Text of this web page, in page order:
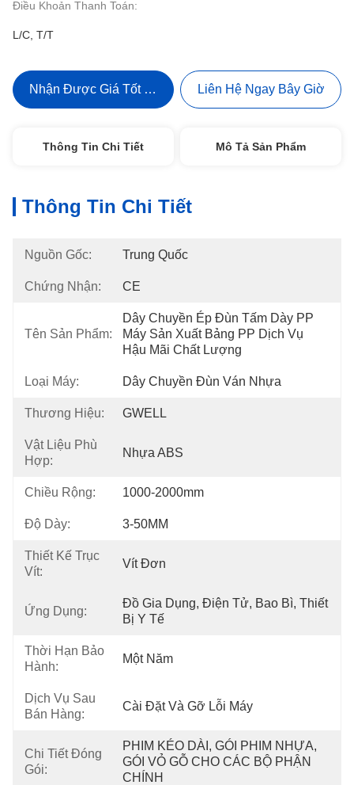
Điều Khoản Thanh Toán:
L/C, T/T
Nhận Được Giá Tốt Nhất Liên Hệ Ngay Bây Giờ
Thông Tin Chi Tiết Mô Tả Sản Phẩm
Thông Tin Chi Tiết
Nguồn Gốc: Trung Quốc
Chứng Nhận: CE
Tên Sản Phẩm:
Dây Chuyền Ép Đùn Tấm Dày PP
Máy Sản Xuất Bảng PP Dịch Vụ
Hậu Mãi Chất Lượng
Loại Máy: Dây Chuyền Đùn Ván Nhựa
Thương Hiệu: GWELL
Vật Liệu Phù
Hợp:
Nhựa ABS
Chiều Rộng: 1000-2000mm
Độ Dày: 3-50MM
Thiết Kế Trục
Vít:
Vít Đơn
Ứng Dụng:
Đồ Gia Dụng, Điện Tử, Bao Bì, Thiết
Bị Y Tế
Thời Hạn Bảo
Hành:
Một Năm
Dịch Vụ Sau
Bán Hàng:
Cài Đặt Và Gỡ Lỗi Máy
Chi Tiết Đóng
Gói:
PHIM KÉO DÀI, GÓI PHIM NHỰA,
GÓI VỎ GỖ CHO CÁC BỘ PHẬN
CHÍNH